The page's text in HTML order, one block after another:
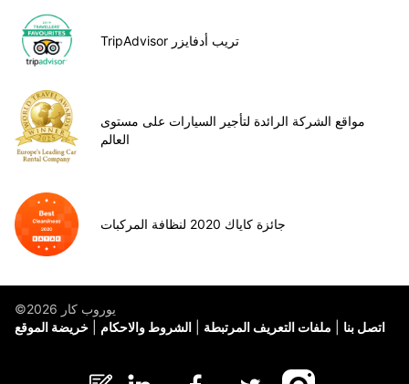
TripAdvisor تريب أدفايزر
مواقع الشركة الرائدة لتأجير السيارات على مستوى
العالم
جائزة كاياك 2020 لنظافة المركبات
©يوروب كار 2026
خريضة الموقع
الشروط والاحكام ملفات التعريف المرتبطة اتصل بنا